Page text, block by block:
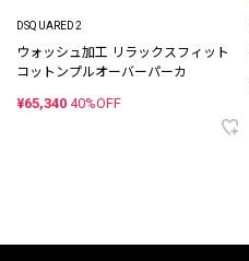
DSQUARED2
ウォッシュ加工 リラックスフィット
コットンプルオーバーパーカ
¥65,340 40%OFF